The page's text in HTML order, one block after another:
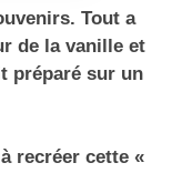
Tout a
de la vanille et
préparé sur un
recréer cette «